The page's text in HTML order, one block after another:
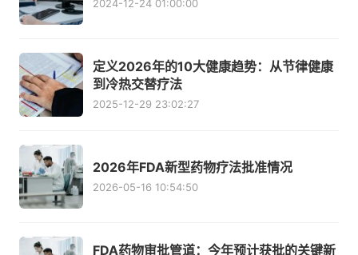
2024-12-24 01:00:00
定义2026年的10大健康趋势：从节律健康
到冷热交替疗法
2025-12-29 23:02:27
2026年FDA新型药物疗法批准情况
2026-05-16 10:54:50
FDA药物审批管道：今年预计获批的关键新